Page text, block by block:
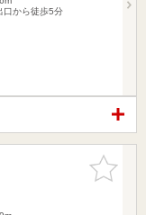
口から徒歩5分
お気に入
りに追加